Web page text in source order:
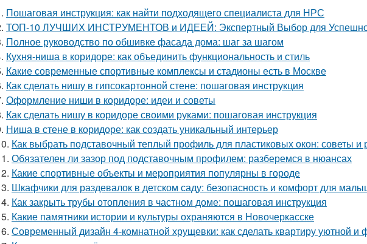
Пошаговая инструкция: как найти подходящего специалиста для НРС
ТОП-10 ЛУЧШИХ ИНСТРУМЕНТОВ и ИДЕЕЙ: Экспертный Выбор для
Полное руководство по обшивке фасада дома: шаг за шагом
Кухня-ниша в коридоре: как объединить функциональность и стиль
Какие современные спортивные комплексы и стадионы есть в Москве
Как сделать нишу в гипсокартонной стене: пошаговая инструкция
Оформление ниши в коридоре: идеи и советы
Как сделать нишу в коридоре своими руками: пошаговая инструкция
Ниша в стене в коридоре: как создать уникальный интерьер
Как выбрать подставочный теплый профиль для пластиковых окон: советы и
Обязателен ли зазор под подставочным профилем: разберемся в нюансах
Какие спортивные объекты и мероприятия популярны в городе
Шкафчики для раздевалок в детском саду: безопасность и комфорт для
Как закрыть трубы отопления в частном доме: пошаговая инструкция
Какие памятники истории и культуры охраняются в Новочеркасске
Современный дизайн 4-комнатной хрущевки: как сделать квартиру уютной и